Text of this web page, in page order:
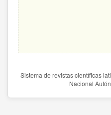
Sistema de revistas científicas
Nacional